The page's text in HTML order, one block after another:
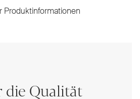
Produktinformationen
die Qualität